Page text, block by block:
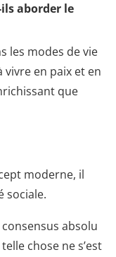
aborder le
les modes de vie
vivre en paix et en
que
moderne, il
sociale.
absolu
chose ne s’est